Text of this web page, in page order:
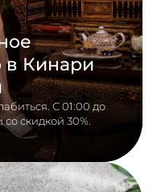
в Кинари
С 01:00 до
скидкой 30%.